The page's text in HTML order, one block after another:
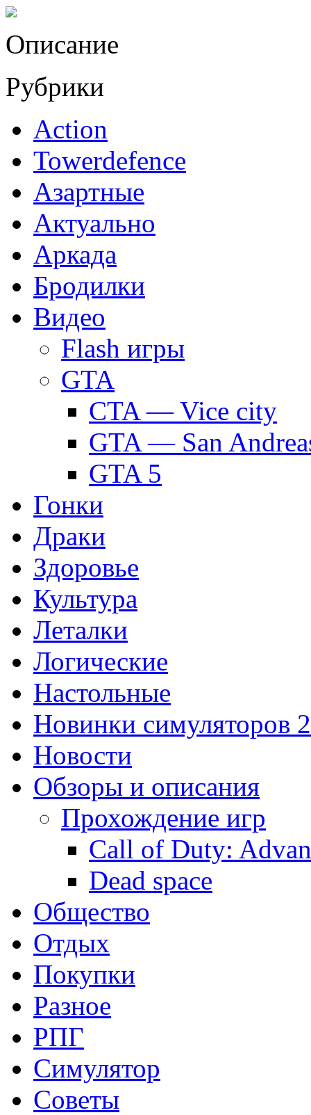
Описание
Рубрики
Action
Towerdefence
Азартные
Актуально
Аркада
Бродилки
Видео
Flash игры
GTA
CTA — Vice city
GTA — San
GTA 5
Гонки
Драки
Здоровье
Культура
Леталки
Логические
Настольные
Новинки симуляторов
Новости
Обзоры и описания
Прохождение игр
Call of Duty:
Dead space
Общество
Отдых
Покупки
Разное
РПГ
Симулятор
Советы